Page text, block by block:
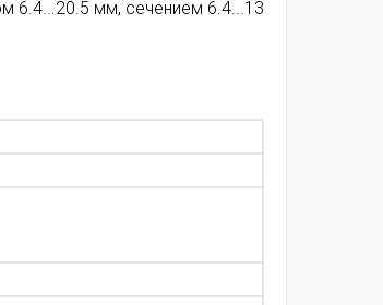
6.4...20.5 мм, сечением 6.4...13